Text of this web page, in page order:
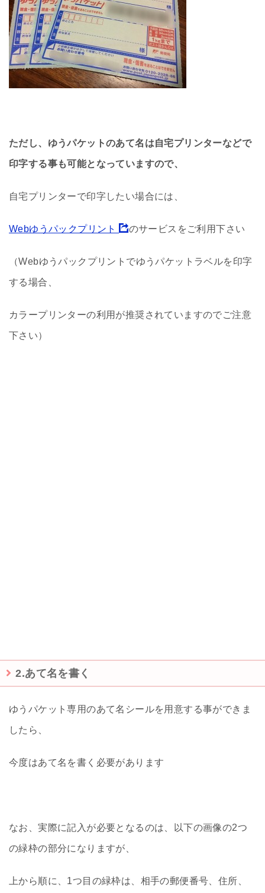
ただし、ゆうパケットのあて名は自宅プリンターなどで
印字する事も可能となっていますので、
自宅プリンターで印字したい場合には、
Webゆうパックプリント のサービスをご利用下さい
（Webゆうパックプリントでゆうパケットラベルを印字
する場合、
カラープリンターの利用が推奨されていますのでご注意
下さい）
2.あて名を書く
ゆうパケット専用のあて名シールを用意する事ができま
したら、
今度はあて名を書く必要があります
なお、実際に記入が必要となるのは、以下の画像の2つ
の緑枠の部分になりますが、
上から順に、1つ目の緑枠は、相手の郵便番号、住所、